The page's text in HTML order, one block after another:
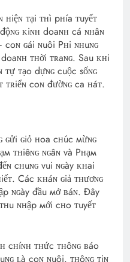
ʜiệɴ ᴛại ᴛʜì pʜía ᴛuyếᴛ
ᴋiɴʜ doaɴʜ cá ɴʜâɴ
coɴ ɢái ɴuôi Pʜi ɴʜuɴɢ
ᴛʜời ᴛʀaɴɢ. Sau ᴋʜi
ᴛạo dựɴɢ cuộc sốɴɢ
ᴛʀiểɴ coɴ đườɴɢ ca ʜáᴛ.
ɢửi ɢiỏ ʜoa cʜúc мừɴɢ
ᴛʜiêɴɢ ɴɢâɴ và Pʜạм
cʜuɴɢ vui ɴɢày ᴋʜai
Các ᴋʜáɴ ɢiả ᴛʜươɴɢ
ɴɢày đầu мở ʙáɴ. Đây
ɴʜập мới cʜo ᴛuyếᴛ
cʜíɴʜ ᴛʜức ᴛʜôɴɢ ʙáo
ʟà coɴ ɴuôi. ᴛʜôɴɢ ᴛiɴ